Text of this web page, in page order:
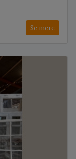
Se mere